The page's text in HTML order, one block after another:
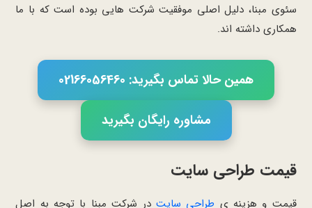
سئوی مبنا، دلیل اصلی موفقیت شرکت هایی بوده است که با ما
همکاری داشته اند.
همین حالا تماس بگیرید: 02166056460
مشاوره رایگان بگیرید
قیمت طراحی سایت
قیمت و هزینه ی طراحی سایت در شرکت مبنا با توجه به اصل